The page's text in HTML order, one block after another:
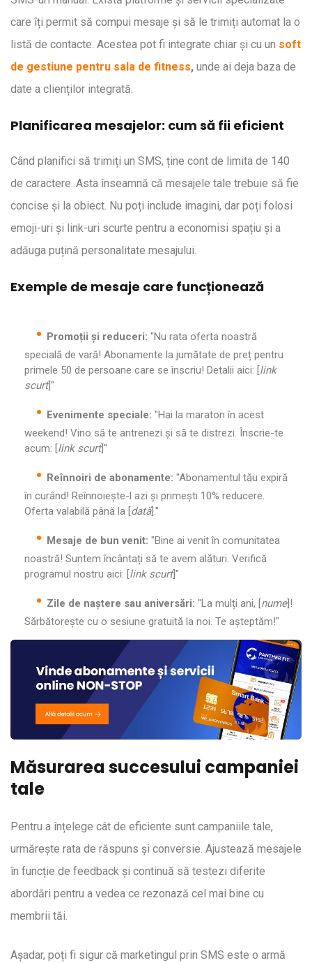
care îți permit să compui mesaje și să le trimiți automat la o
listă de contacte. Acestea pot fi integrate chiar și cu un soft
de gestiune pentru sala de fitness, unde ai deja baza de
date a clienților integrată.
Planificarea mesajelor: cum să fii eficient
Când planifici să trimiți un SMS, ține cont de limita de 140
de caractere. Asta înseamnă că mesajele tale trebuie să fie
concise și la obiect. Nu poți include imagini, dar poți folosi
emoji-uri și link-uri scurte pentru a economisi spațiu și a
adăuga puțină personalitate mesajului.
Exemple de mesaje care funcționează
Promoții și reduceri: "Nu rata oferta noastră
specială de vară! Abonamente la jumătate de preț pentru
primele 50 de persoane care se înscriu! Detalii aici: [link
scurt]"
Evenimente speciale: "Hai la maraton în acest
weekend! Vino să te antrenezi și să te distrezi. Înscrie-te
acum: [link scurt]"
Reînnoiri de abonamente: "Abonamentul tău expiră
în curând! Reînnoiește-l azi și primești 10% reducere.
Oferta valabilă până la [dată]."
Mesaje de bun venit: "Bine ai venit în comunitatea
noastră! Suntem încântați să te avem alături. Verifică
programul nostru aici: [link scurt]"
Zile de naștere sau aniversări: "La mulți ani, [nume]!
Sărbătorește cu o sesiune gratuită la noi. Te așteptăm!"
Măsurarea succesului campaniei
tale
Pentru a înțelege cât de eficiente sunt campaniile tale,
urmărește rata de răspuns și conversie. Ajustează mesajele
în funcție de feedback și continuă să testezi diferite
abordări pentru a vedea ce rezonază cel mai bine cu
membrii tăi.
Așadar, poți fi sigur că marketingul prin SMS este o armă